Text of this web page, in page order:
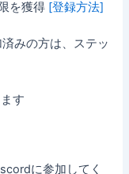
を獲得 [登録方法]
みの方は、ステッ
す
に参加してく